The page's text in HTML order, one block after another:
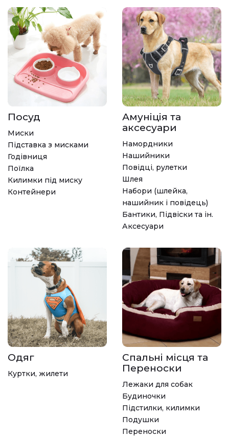
Посуд
Миски
Підставка з мисками
Годівниця
Поїлка
Килимки під миску
Контейнери
Амуніція та
аксесуари
Намордники
Нашийники
Повідці, рулетки
Шлея
Набори (шлейка,
нашийник і повідець)
Бантики, Підвіски та ін.
Аксесуари
Одяг
Куртки, жилети
Спальні місця та
Переноски
Лежаки для собак
Будиночки
Підстилки, килимки
Подушки
Переноски